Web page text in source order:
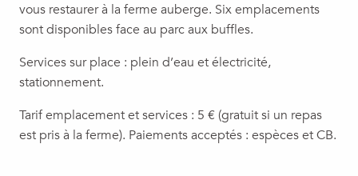
vous restaurer à la ferme auberge. Six emplacements
sont disponibles face au parc aux buffles.
Services sur place : plein d’eau et électricité,
stationnement.
Tarif emplacement et services : 5 € (gratuit si un repas
est pris à la ferme). Paiements acceptés : espèces et CB.